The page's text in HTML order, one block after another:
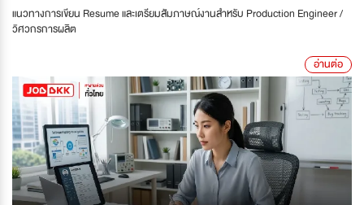
แนวทางการเขียน Resume และเตรียมสัมภาษณ์งานสำหรับ Production Engineer /
วิศวกรการผลิต
อ่านต่อ